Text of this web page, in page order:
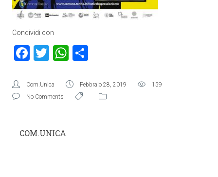
Condividi con
Facebook
TwitterWhatsApp
Com.Unica Febbraio 28, 2019
159
No Comments
COM.UNICA